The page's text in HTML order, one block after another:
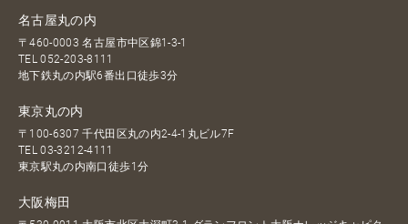
名古屋丸の内
〒460-0003 名古屋市中区錦1-3-1
TEL052-203-8111
地下鉄丸の内駅6番出口徒歩3分
東京丸の内
〒100-6307 千代田区丸の内2-4-1丸ビル7F
TEL03-3212-4111
東京駅丸の内南口徒歩1分
大阪梅田